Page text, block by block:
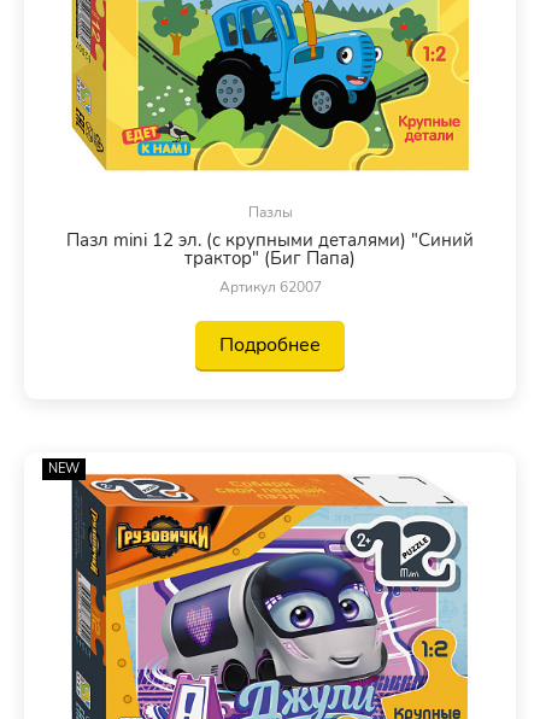
Пазлы
Пазл mini 12 эл. (с крупными деталями) "Синий
трактор" (Биг Папа)
Артикул 62007
Подробнее
NEW